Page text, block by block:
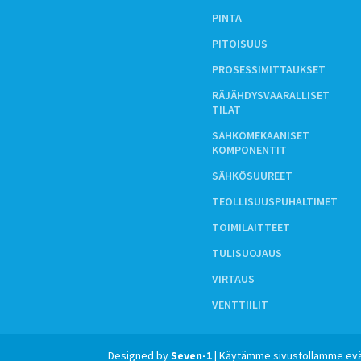
PINTA
PITOISUUS
PROSESSIMITTAUKSET
RÄJÄHDYSVAARALLISET
TILAT
SÄHKÖMEKAANISET
KOMPONENTIT
SÄHKÖSUUREET
TEOLLISUUSPUHALTIMET
TOIMILAITTEET
TULISUOJAUS
VIRTAUS
VENTTIILIT
Designed bySeven-1| Käytämme sivustollamme